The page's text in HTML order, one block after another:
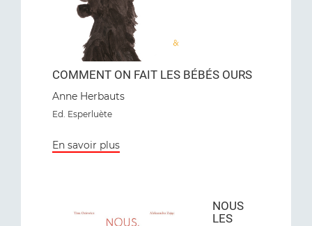
COMMENT ON FAIT LES BÉBÉS OURS
Anne Herbauts
Ed. Esperluète
En savoir plus
NOUS
LES